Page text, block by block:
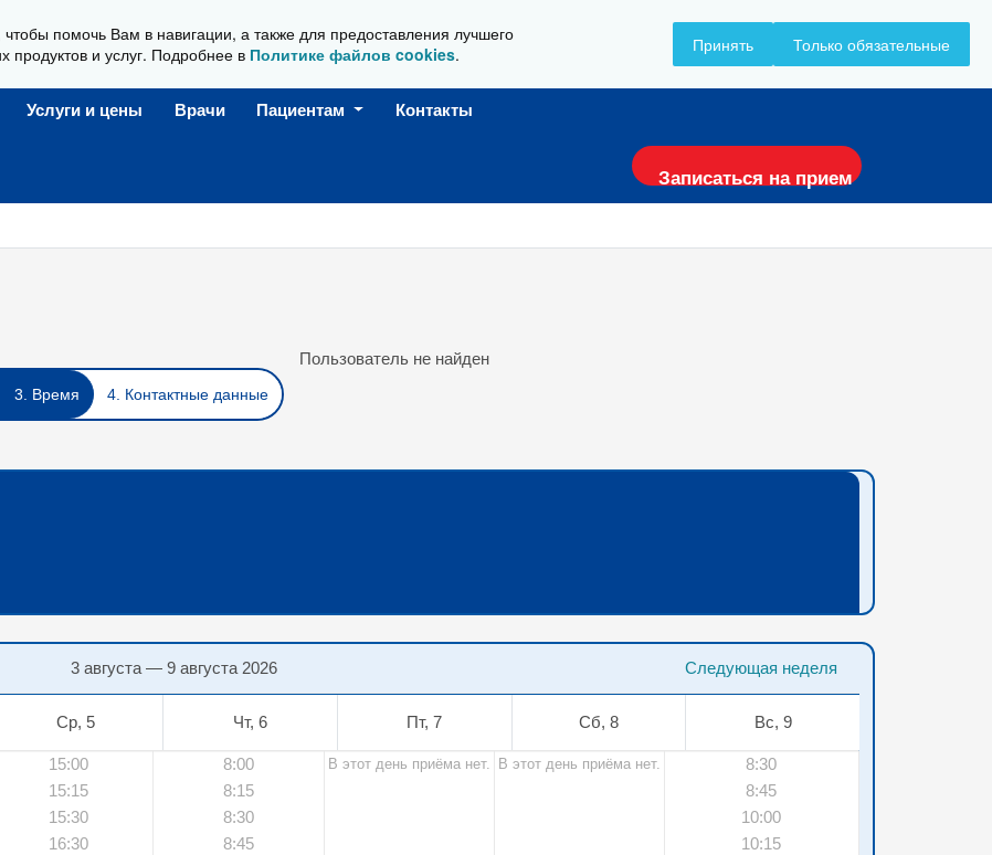
помочь Вам в навигации, а также для предоставления лучшего
продуктов и услуг. Подробнее в Политике файлов cookies. Принять Только обязательные
Ежедневно, с 08:00 до 20:00 +7 (8617) 797-157
Услуги и цены Врачи Пациентам Контакты
Записаться на прием
3. Время 4. Контактные данные
Пользователь не найден
Следующая неделя
3 августа — 9 августа 2026
Ср, 5 Чт, 6 Пт, 7 Сб, 8 Вс, 9
15:00
15:15
15:30
16:30
8:00
8:15
8:30
8:45
В этот день приёма нет. В этот день приёма нет.
8:30
8:45
10:00
10:15